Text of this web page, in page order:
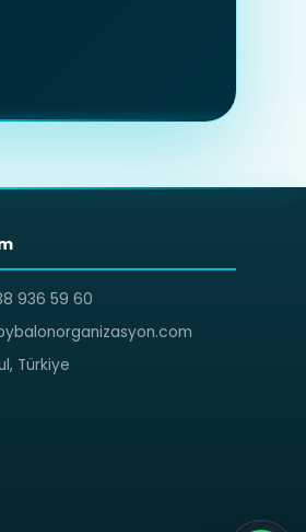
936 59 60
Türkiye